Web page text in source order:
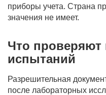
приборы учета. Страна
значения не имеет.
Что проверяют
испытаний
Разрешительная
после лабораторных